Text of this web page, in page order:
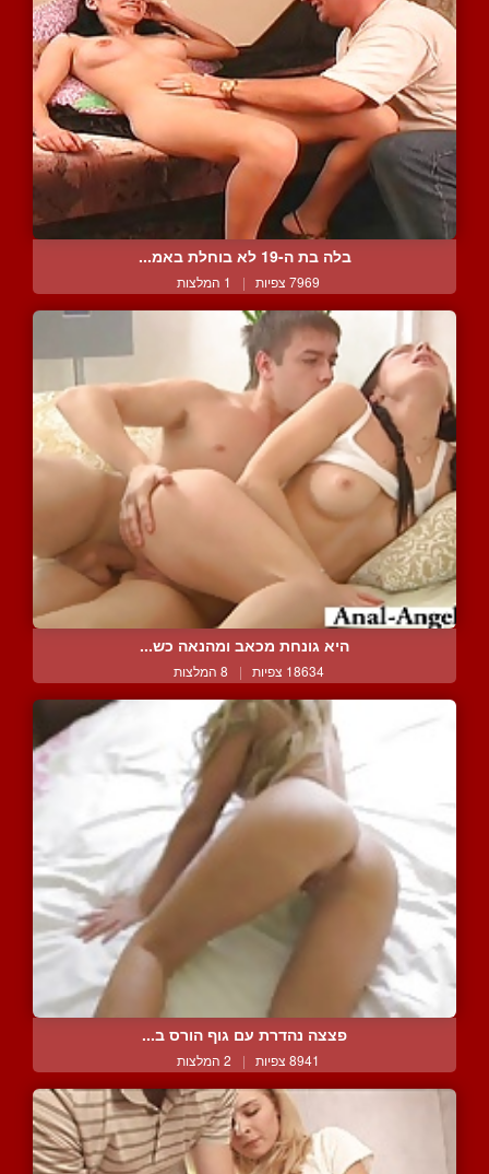
בלה בת ה-19 לא בוחלת באמ...
7969 צפיות | 1 המלצות
היא גונחת מכאב ומהנאה כש...
18634 צפיות | 8 המלצות
פצצה נהדרת עם גוף הורס ב...
8941 צפיות | 2 המלצות